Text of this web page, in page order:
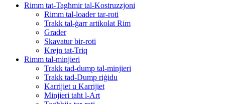
Rimm tat-Tagħmir tal-Kostruzzjoni
Rimm tal-loader tar-roti
Trakk tal-ġarr artikolat Rim
Grader
Skavatur bir-roti
Krejn tat-Triq
Rimm tal-minjieri
Trakk tad-dump tal-minjieri
Trakk tad-Dump riġidu
Karrijiet u Karrijiet
Minjieri taħt l-Art